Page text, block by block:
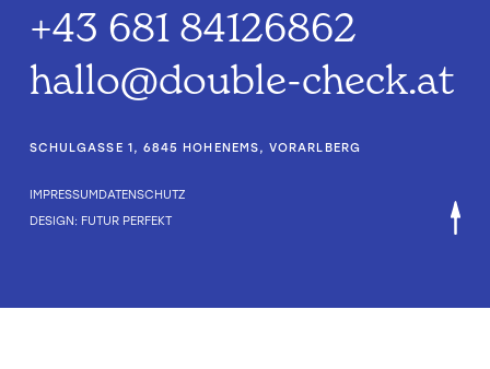
+43 681 84126862
hallo@double-check.at
SCHULGASSE 1, 6845 HOHENEMS, VORARLBERG
IMPRESSUMDATENSCHUTZ
DESIGN: FUTUR PERFEKT